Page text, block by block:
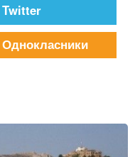
Twitter
Однокласники